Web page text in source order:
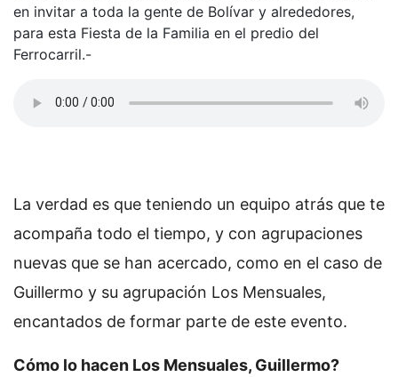
en invitar a toda la gente de Bolívar y alrededores,
para esta Fiesta de la Familia en el predio del
Ferrocarril.-
La verdad es que teniendo un equipo atrás que te
acompaña todo el tiempo, y con agrupaciones
nuevas que se han acercado, como en el caso de
Guillermo y su agrupación Los Mensuales,
encantados de formar parte de este evento.
Cómo lo hacen Los Mensuales, Guillermo?